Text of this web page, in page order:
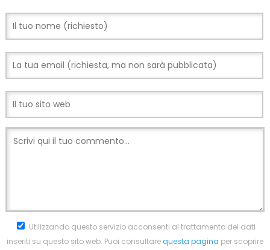
Utilizzando questo servizio acconsenti al trattamento dei dati
inseriti su questo sito web. Puoi consultarequesta pagina per scoprire